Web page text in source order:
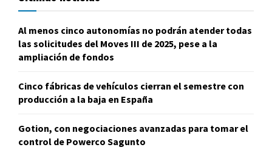
Al menos cinco autonomías no podrán atender todas
las solicitudes del Moves III de 2025, pese a la
ampliación de fondos
Cinco fábricas de vehículos cierran el semestre con
producción a la baja en España
Gotion, con negociaciones avanzadas para tomar el
control de Powerco Sagunto